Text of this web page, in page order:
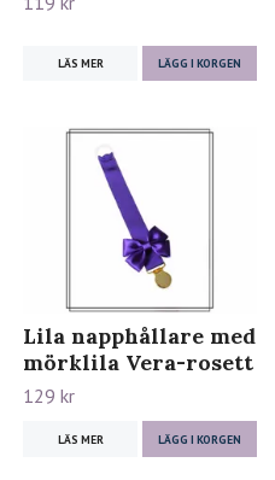
LÄS MER LÄGG I KORGEN
Lila napphållare med
mörklila Vera-rosett
129 kr
LÄS MER LÄGG I KORGEN